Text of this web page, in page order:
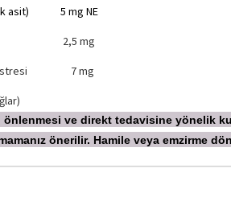
asit) 5 mg NE
2,5 mg
Ekstresi 7 mg
ve direkt tedavisine yönelik
önerilir. Hamile veya emzirme